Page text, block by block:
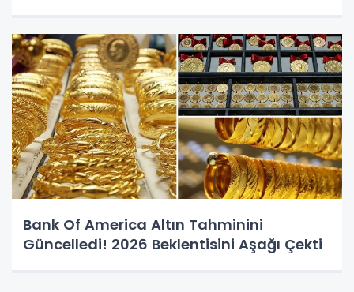
Bank Of America Altın Tahminini
Güncelledi! 2026 Beklentisini Aşağı Çekti